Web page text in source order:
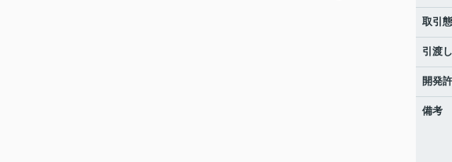
取引
引渡し
開発
備考